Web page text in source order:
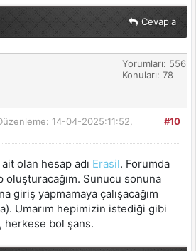
Cevapla
Yorumları: 556
Konuları: 78
#10
14-04-2025:11:52,
olan hesap adı Erasil. Forumda
Sunucu sonuna
giriş yapmamaya çalışacağım
Umarım hepimizin istediği gibi
herkese bol şans.